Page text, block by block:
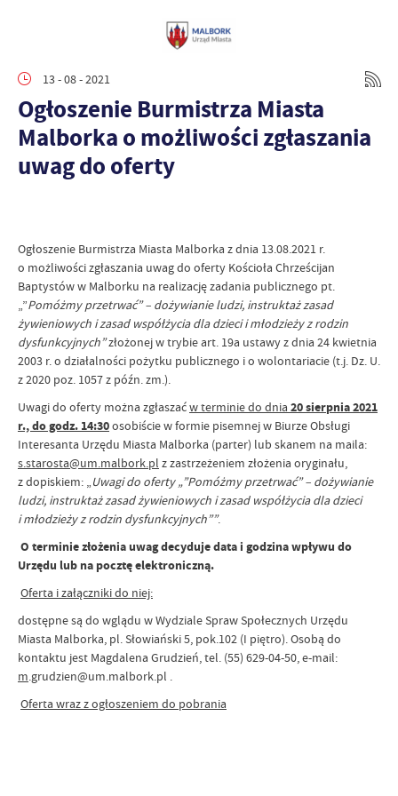
13 - 08 - 2021
Ogłoszenie Burmistrza Miasta
Malborka o możliwości zgłaszania
uwag do oferty
Ogłoszenie Burmistrza Miasta Malborka z dnia 13.08.2021 r.
o możliwości zgłaszania uwag do oferty Kościoła Chrześcijan
Baptystów w Malborku na realizację zadania publicznego pt.
„”Pomóżmy przetrwać” – dożywianie ludzi, instruktaż zasad
żywieniowych i zasad współżycia dla dzieci i młodzieży z rodzin
dysfunkcyjnych”złożonej w trybie art. 19a ustawy z dnia 24 kwietnia
2003 r. o działalności pożytku publicznego i o wolontariacie (t.j. Dz. U.
z 2020 poz. 1057 z późn. zm.).
Uwagi do oferty można zgłaszaćw terminie do dnia 20 sierpnia2021
r., do godz. 14:30osobiście w formie pisemnej w Biurze Obsługi
Interesanta Urzędu Miasta Malborka (parter) lub skanem na maila:
s.starosta@um.malbork.pl z zastrzeżeniem złożenia oryginału,
z dopiskiem: „Uwagi do oferty „”Pomóżmy przetrwać” – dożywianie
ludzi, instruktaż zasad żywieniowych i zasad współżycia dla dzieci
i młodzieży z rodzin dysfunkcyjnych””.
O terminie złożenia uwag decyduje data i godzina wpływu do
Urzędu lub na pocztę elektroniczną.
Oferta i załączniki do niej:
dostępne są do wglądu w Wydziale Spraw Społecznych Urzędu
Miasta Malborka, pl. Słowiański 5, pok.102 (I piętro). Osobą do
kontaktu jest Magdalena Grudzień, tel. (55) 629-04-50, e-mail:
m.grudzien@um.malbork.pl .
Oferta wraz z ogłoszeniem do pobrania